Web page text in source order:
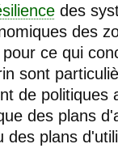
des
des
ce qui
sont
de politiques
des plans
des plans